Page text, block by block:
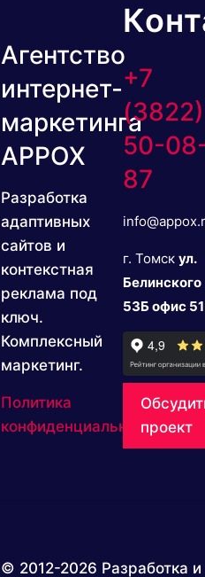
Агентство
интернет-
маркетинга
APPOX
Разработка
адаптивных
сайтов и
контекстная
реклама под
ключ.
Комплексный
маркетинг.
Политика
конфиденциальности
+7
(3822)
50-
87
г. Томск ул.
Белинского
53Б офис
проект
© 2012-2026 Разработка